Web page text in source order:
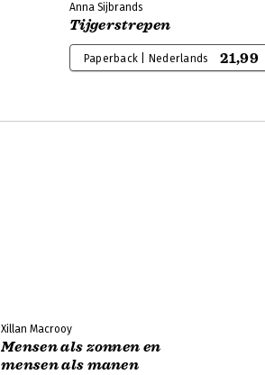
Anna Sijbrands
Tijgerstrepen
Paperback | Nederlands 21,99
Xillan Macrooy
Mensen als zonnen en
mensen als manen